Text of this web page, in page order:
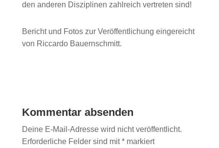
den anderen Disziplinen zahlreich vertreten sind!
Bericht und Fotos zur Veröffentlichung eingereicht
von Riccardo Bauernschmitt.
Kommentar absenden
Deine E-Mail-Adresse wird nicht veröffentlicht.
Erforderliche Felder sind mit*markiert